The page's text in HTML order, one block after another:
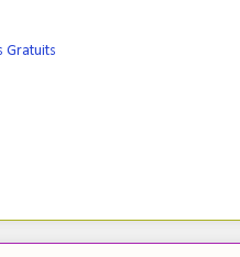
Gratuits